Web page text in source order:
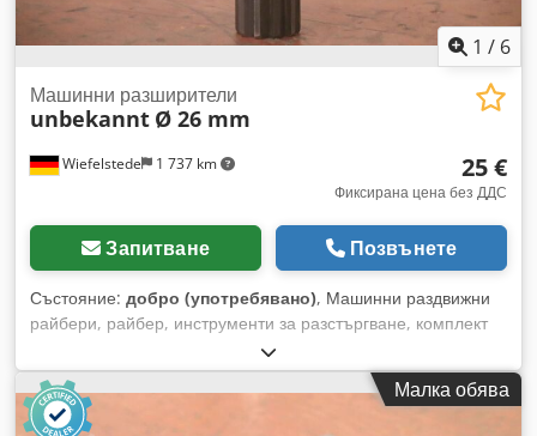
1 / 6
Wiefelstede 1 737 km
Машинни разширители
unbekannt Ø 26 mm
25 €
Фиксирана цена без ДДС
Запитване Позвънете
Състояние: добро (употребявано), Машинни раздвижни
райбери, райбер, инструменти за разстъргване, комплект
за измерване на пасване - Машинен райбер: Насаден
райбер с държач - Диаметър: Ø 26 mm - Диаметър на
опашката: Ø 16 mm - Обща размери: Ø 25 x 120 mm
Dodpfx Ahsucahvo Ijck - Тегло: 0,3 kg
Малка обява